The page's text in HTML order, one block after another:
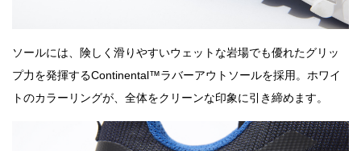
ソールには、険しく滑りやすいウェットな岩場でも優れたグリッ
プ力を発揮するContinental™ラバーアウトソールを採用。ホワイ
トのカラーリングが、全体をクリーンな印象に引き締めます。